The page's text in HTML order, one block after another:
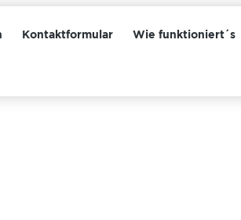
Kontaktformular Wie funktioniert´s